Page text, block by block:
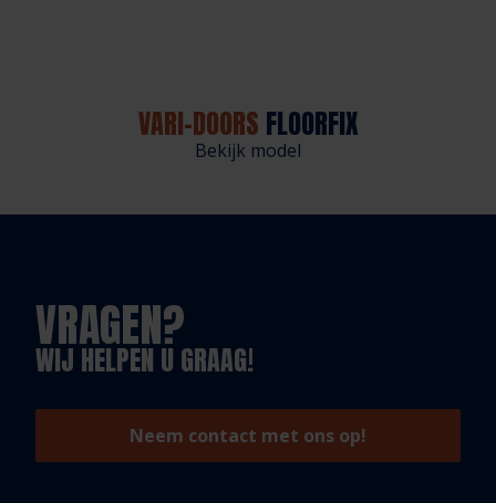
VARI-DOORS FLOORFIX
Bekijk model
VRAGEN?
WIJ HELPEN U GRAAG!
Neem contact met ons op!